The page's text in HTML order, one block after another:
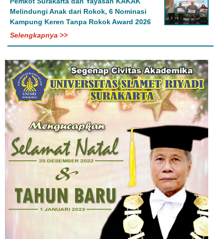
Melindungi Anak dari Rokok, 6 Nominasi
Kampung Keren Tanpa Rokok Award 2026
Selengkapnya >>